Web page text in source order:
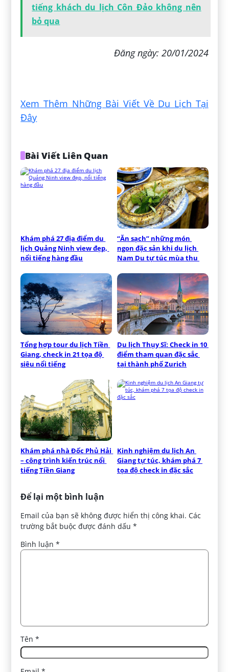
tiếng khách du lịch Côn Đảo không nên
bỏ qua
Đăng ngày: 20/01/2024
Xem Thêm Những Bài Viết Về Du Lịch Tại
Đây
Bài Viết Liên Quan
Khám phá 27 địa điểm du
lịch Quảng Ninh view đẹp,
nổi tiếng hàng đầu
“Ăn sạch” những món
ngon đặc sản khi du lịch
Nam Du tự túc mùa thu
Tổng hợp tour du lịch Tiền
Giang, check in 21 tọa độ
siêu nổi tiếng
Du lịch Thụy Sĩ: Check in 10
điểm tham quan đặc sắc
tại thành phố Zurich
Khám phá nhà Đốc Phủ Hải
– công trình kiến trúc nổi
tiếng Tiền Giang
Kinh nghiệm du lịch An
Giang tự túc, khám phá 7
tọa độ check in đặc sắc
Để lại một bình luận
Email của bạn sẽ không được hiển thị công khai. Các
trường bắt buộc được đánh dấu*
Bình luận*
Tên*